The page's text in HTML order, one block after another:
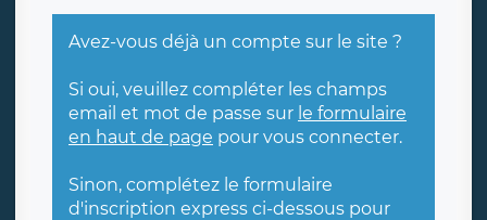
Avez-vous déjà un compte sur le site ?
Si oui, veuillez compléter les champs
email et mot de passe sur le formulaire
en haut de page pour vous connecter.
Sinon, complétez le formulaire
d'inscription express ci-dessous pour